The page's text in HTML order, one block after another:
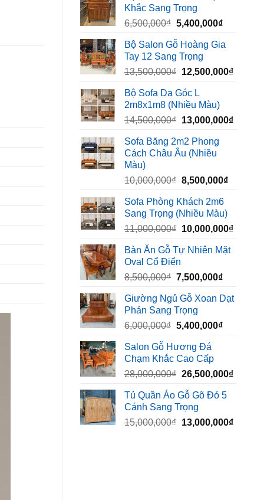
3,500,000₫.
Khắc Sang Trọng
6,500,000₫ Giá
là:
6,500,000₫.
5,400,000₫Giá
tại
Bộ Salon Gỗ Hoàng Gia
Tay 12 Sang Trọng
13,500,000₫ Giá
là:
13,500,000₫.
12,500,000₫Giá
Bộ Sofa Da Góc L
2m8x1m8 (Nhiều Màu)
14,500,000₫ Giá
là:
14,500,000₫.
13,000,000₫Giá
Sofa Băng 2m2 Phong
Cách Châu Âu (Nhiều
Màu)
10,000,000₫ Giá
là:
10,000,000₫.
8,500,000₫Giá
là:
Sofa Phòng Khách 2m6
Sang Trọng (Nhiều Màu)
11,000,000₫ Giá
là:
10,000,000₫Giá
Bàn Ăn Gỗ Tự Nhiên Mặt
Oval Cổ Điển
8,500,000₫ Giá
là:
8,500,000₫.
7,500,000₫Giá
tại
Giường Ngủ Gỗ Xoan Dạt
Phản Sang Trọng
6,000,000₫ Giá
là:
6,000,000₫.
5,400,000₫Giá
Salon Gỗ Hương Đá
Chạm Khắc Cao Cấp
28,000,000₫ Giá
là:
28,000,000₫.
26,500,000₫Giá
Tủ Quần Áo Gỗ Gõ Đỏ 5
Cánh Sang Trọng
15,000,000₫ Giá
13,000,000₫Giá